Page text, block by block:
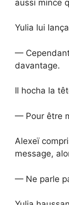
aussi mince
Yulia lui
—
davantage.
Il hocha la
— Pour être
Alexeï
message,
— Ne parle